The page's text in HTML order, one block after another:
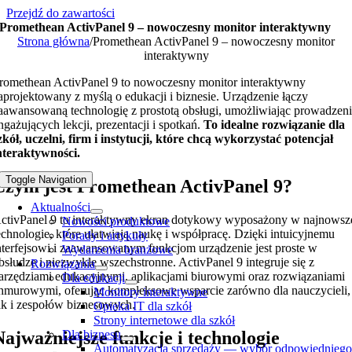
Przejdź do zawartości
Toggle Navigation
Aktualności
Nowości produktowe
Porady i artykuły
Wydarzenia branżowe
Rozwiązania
Dla edukacji
Monitory interaktywne
Opieka IT dla szkół
Strony internetowe dla szkół
Dla biznesu
Automatyzacja sprzedaży — wybór odpowiedniego
Promethean ActivPanel 9 – nowoczesny monitor interaktywny
Strona główna/Promethean ActivPanel 9 – nowoczesny monitor
interaktywny
ActivPanel 9 to nowoczesny monitor interaktywny
z myślą o edukacji i biznesie. Urządzenie łączy
technologię z prostotą obsługi, umożliwiając
lekcji, prezentacji i spotkań.To idealne rozwiązanie dla
uczelni, firm i instytucji, które chcą wykorzystać potencjał
jest Promethean ActivPanel 9?
9 to interaktywny ekran dotykowy wyposażony w
które ułatwiają naukę i współpracę. Dzięki intuicyjnemu
i zaawansowanym funkcjom urządzenie jest proste w
i niezwykle wszechstronne. ActivPanel 9 integruje się z
edukacyjnymi, aplikacjami biurowymi oraz rozwiązaniami
oferując kompleksowe wsparcie zarówno dla nauczycieli,
i zespołów biznesowych.
funkcje i technologie